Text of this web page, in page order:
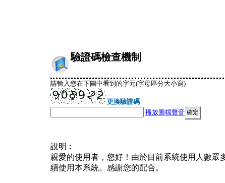
驗證碼檢查機制
請輸入您在下圖中看到的字元(字母區分大小寫)
更換驗證碼
播放圖檔聲音
說明︰
親愛的使用者，您好！由於目前系統使用人數
續使用本系統。感謝您的配合。